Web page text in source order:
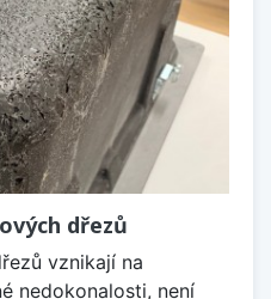
dřezů
vznikají na
nedokonalosti, není